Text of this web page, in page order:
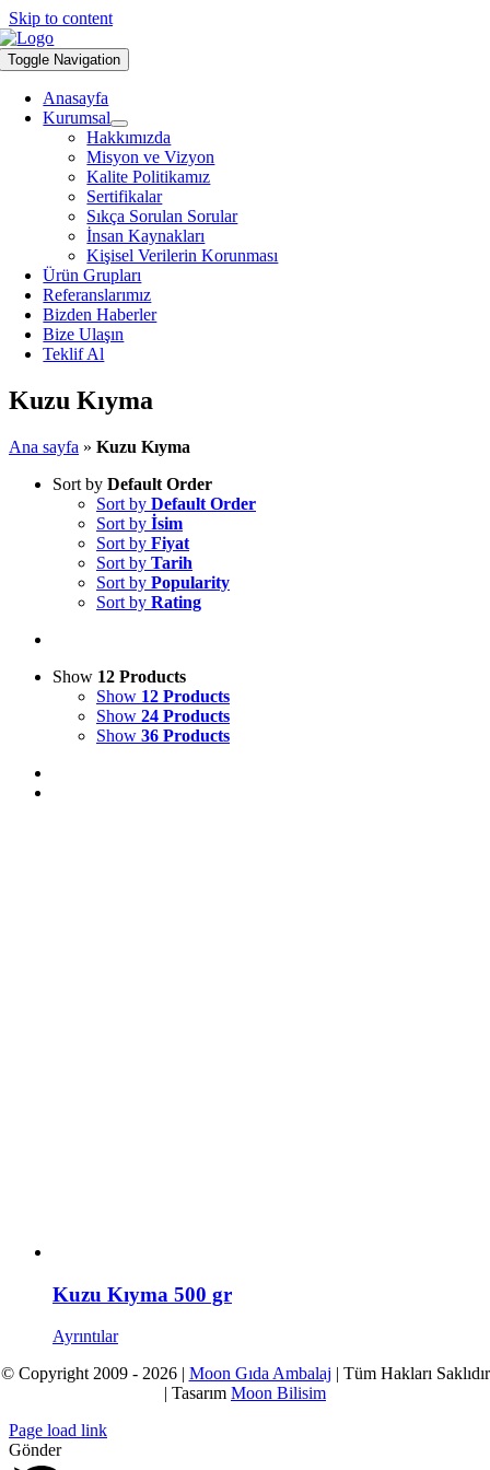
Skip to content
Toggle Navigation
Anasayfa
Kurumsal
Hakkımızda
Misyon ve Vizyon
Kalite Politikamız
Sertifikalar
Sıkça Sorulan Sorular
İnsan Kaynakları
Kişisel Verilerin Korunması
Ürün Grupları
Referanslarımız
Bizden Haberler
Bize Ulaşın
Teklif Al
Kuzu Kıyma
Ana sayfa » Kuzu Kıyma
Sort by Default Order
Sort by Default Order
Sort by İsim
Sort by Fiyat
Sort by Tarih
Sort by Popularity
Sort by Rating
Show 12 Products
Show 12 Products
Show 24 Products
Show 36 Products
Kuzu Kıyma 500 gr
Ayrıntılar
© Copyright 2009 - 2026 | Moon Gıda Ambalaj | Tüm Hakları Saklıdır
| Tasarım Moon Bilisim
Page load link
Gönder